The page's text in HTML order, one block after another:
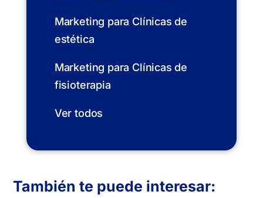
Marketing para Clínicas de
estética
Marketing para Clínicas de
fisioterapia
Ver todos
También te puede interesar: